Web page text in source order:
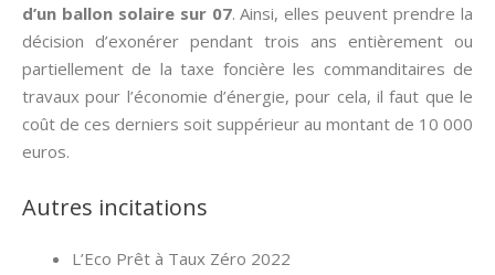
d’un ballon solaire sur 07. Ainsi, elles peuvent prendre la
décision d’exonérer pendant trois ans entièrement ou
partiellement de la taxe foncière les commanditaires de
travaux pour l’économie d’énergie, pour cela, il faut que le
coût de ces derniers soit suppérieur au montant de 10 000
euros.
Autres incitations
L’Eco Prêt à Taux Zéro 2022